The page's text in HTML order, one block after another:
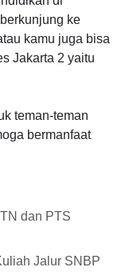
ke
kamu juga bisa
Jakarta 2 yaitu
teman-teman
bermanfaat
dan PTS
Jalur SNBP